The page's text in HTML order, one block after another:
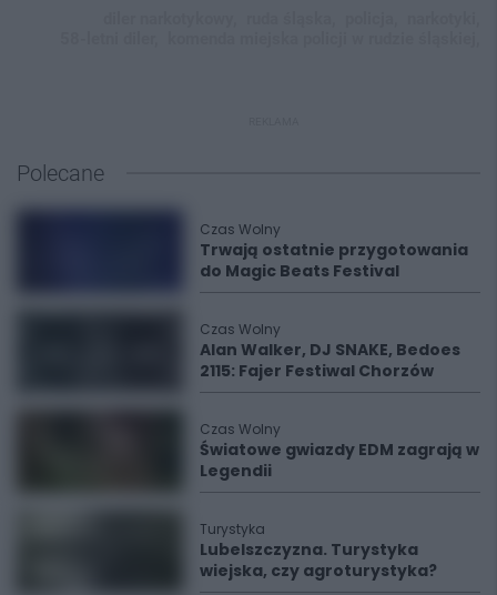
Polecane
Czas Wolny
Trwają ostatnie przygotowania
do Magic Beats Festival
Czas Wolny
Alan Walker, DJ SNAKE, Bedoes
2115: Fajer Festiwal Chorzów
Czas Wolny
Światowe gwiazdy EDM zagrają w
Legendii
Turystyka
Lubelszczyzna. Turystyka
wiejska, czy agroturystyka?